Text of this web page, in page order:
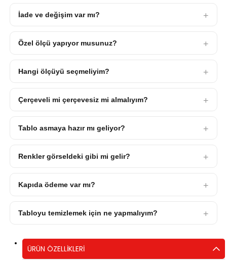
İade ve değişim var mı?
Özel ölçü yapıyor musunuz?
Hangi ölçüyü seçmeliyim?
Çerçeveli mi çerçevesiz mi almalıyım?
Tablo asmaya hazır mı geliyor?
Renkler görseldeki gibi mi gelir?
Kapıda ödeme var mı?
Tabloyu temizlemek için ne yapmalıyım?
ÜRÜN ÖZELLIKLERI